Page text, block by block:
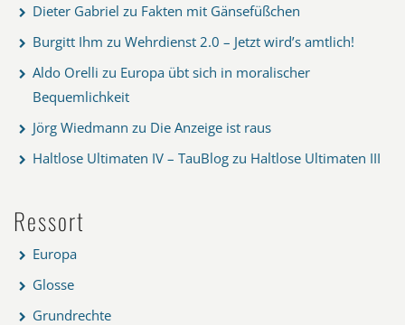
Dieter Gabriel zu Fakten mit Gänsefüßchen
Burgitt Ihm zu Wehrdienst 2.0 – Jetzt wird’s amtlich!
Aldo Orelli zu Europa übt sich in moralischer
Bequemlichkeit
Jörg Wiedmann zu Die Anzeige ist raus
Haltlose Ultimaten IV – TauBlog zu Haltlose Ultimaten III
Ressort
Europa
Glosse
Grundrechte